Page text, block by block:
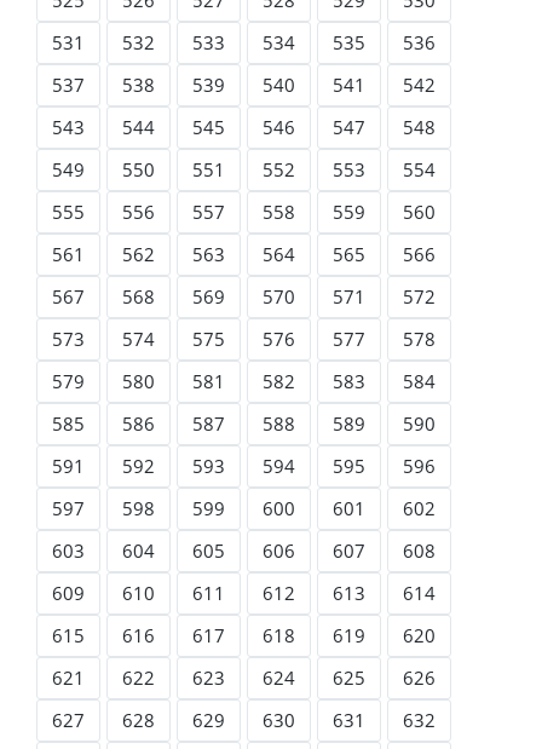
531
532 533 534 535
536
537
538 539 540 541
542
543
544 545 546 547
548
549
550 551 552 553
554
555
556 557 558 559
560
561
562 563 564 565
566
567
568 569 570 571
572
573
574 575 576 577
578
579
580 581 582 583
584
585
586 587 588 589
590
591
592 593 594 595
596
597
598 599 600 601
602
603
604 605 606 607
608
609
610 611 612 613
614
615
616 617 618 619
620
621
622 623 624 625
626
627
628 629 630 631
632